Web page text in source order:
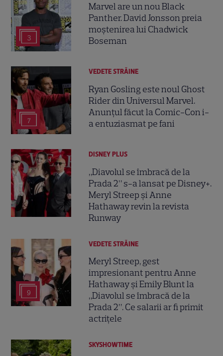
3
Marvel are un nou Black
Panther. David Jonsson preia
moștenirea lui Chadwick
Boseman
7
VEDETE STRĂINE
Ryan Gosling este noul Ghost
Rider din Universul Marvel.
Anunțul făcut la Comic-Con i-
a entuziasmat pe fani
DISNEY PLUS
„Diavolul se îmbracă de la
Prada 2” s-a lansat pe Disney+.
Meryl Streep și Anne
Hathaway revin la revista
Runway
9
VEDETE STRĂINE
Meryl Streep, gest
impresionant pentru Anne
Hathaway și Emily Blunt la
„Diavolul se îmbracă de la
Prada 2”. Ce salarii ar fi primit
actrițele
SKYSHOWTIME